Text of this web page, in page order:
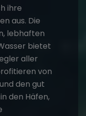
ihre
aus. Die
lebhaften
bietet
aller
von
den gut
den Häfen,